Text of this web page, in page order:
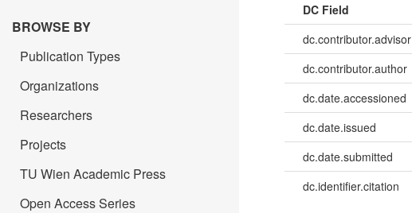
BROWSE BY
Publication Types
Organizations
Researchers
Projects
TU Wien Academic Press
Open Access Series
DC Field
dc.contributor.advisor
dc.contributor.author
dc.date.accessioned
dc.date.issued
dc.date.submitted
dc.identifier.citation